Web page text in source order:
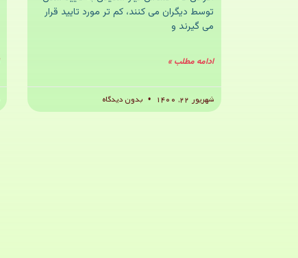
توسط دیگران می کنند، کم تر مورد تایید قرار
می گیرند و
ادامه مطلب »
شهریور ۲۲, ۱۴۰۰ بدون دیدگاه